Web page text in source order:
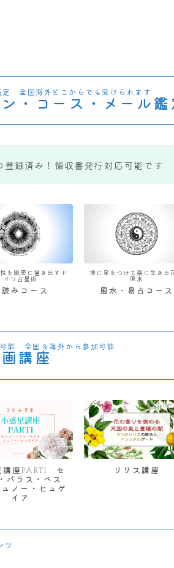
定 全国海外どこからでも受けられます
・コース・メール鑑
登録済み！領収書発行対応可能です
を緻密に描き出すド
イツ占星術
読みコース
地に足をつけて楽に生きる
風水
風水・易占コース
能 全国＆海外から参加可能
講座
講座PARTI セ
パラス・ベス
ュノー・ヒュゲ
イア
リリス講座
ツ